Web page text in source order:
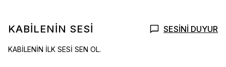
KABİLENİN SESİ SESİNİ DUYUR
KABİLENİN İLK SESİ SEN OL.